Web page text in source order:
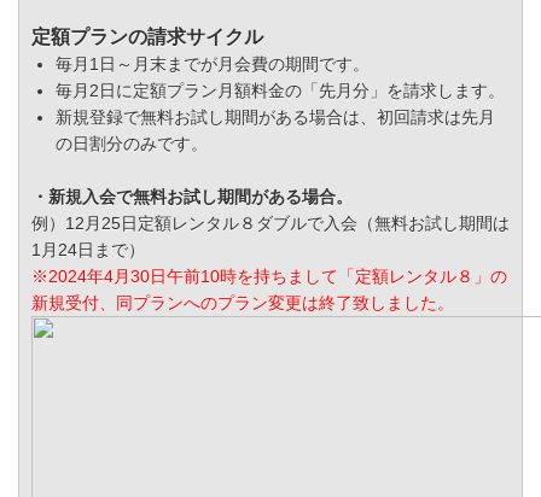
定額プランの請求サイクル
毎月1日～月末までが月会費の期間です。
毎月2日に定額プラン月額料金の「先月分」を請求します。
新規登録で無料お試し期間がある場合は、初回請求は先月
の日割分のみです。
・新規入会で無料お試し期間がある場合。
例）12月25日定額レンタル８ダブルで入会（無料お試し期間は
1月24日まで）
※2024年4月30日午前10時を持ちまして「定額レンタル８」の
新規受付、同プランへのプラン変更は終了致しました。